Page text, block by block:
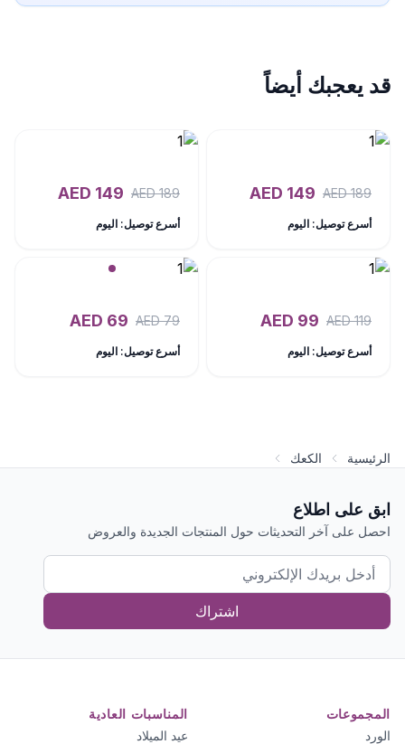
قد يعجبك أيضاً
189
AED
149
أسرع توصيل: اليوم
189
AED
149
أسرع توصيل: اليوم
119
AED
99
أسرع توصيل: اليوم
79
AED
69
أسرع توصيل: اليوم
الرئيسية الكعك
ابق على اطلاع
احصل على آخر التحديثات حول المنتجات الجديدة والعروض
اشتراك
المجموعات
الورد
المناسبات العادية
عيد الميلاد